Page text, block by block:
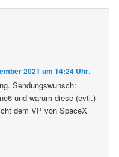
2021 um 14:24 Uhr:
Sendungswunsch:
und warum diese (evtl.)
dem VP von SpaceX